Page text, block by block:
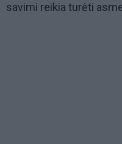
savimi reikia turėti